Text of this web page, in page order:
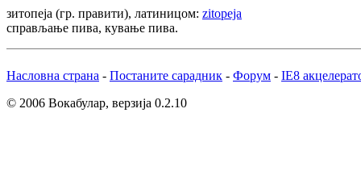
зитопеја (гр. правити), латиницом: zitopeja
справљање пива, кување пива.
Насловна страна - Постаните сарадник - Форум - IE8
© 2006 Вокабулар, верзија 0.2.10